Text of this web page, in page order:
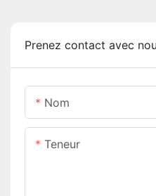
Prenez contact avec
Nom
Teneur